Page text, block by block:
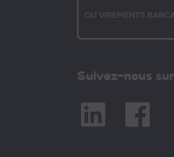
Suivez-nous
Linkedin Facebook